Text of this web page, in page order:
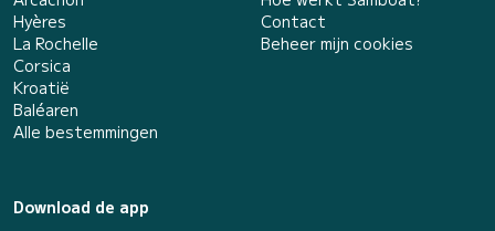
Hyères
La Rochelle
Corsica
Kroatië
Baléaren
Alle bestemmingen
Contact
Beheer mijn cookies
Download de app